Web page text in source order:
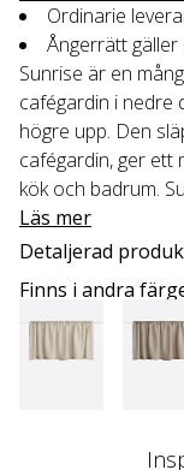
Ordinarie
Ångerrätt
Sunrise är en
cafégardin i nedre
högre upp. Den
cafégardin, ger ett
kök och badrum.
Läs mer
Detaljerad
Finns i andra